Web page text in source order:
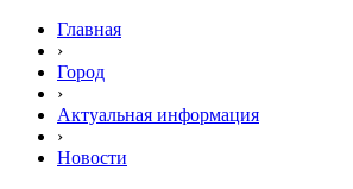
Главная
›
Город
›
Актуальная информация
›
Новости